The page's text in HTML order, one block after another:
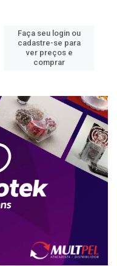
Faça seu login ou
cadastre-se para
ver preços e
comprar